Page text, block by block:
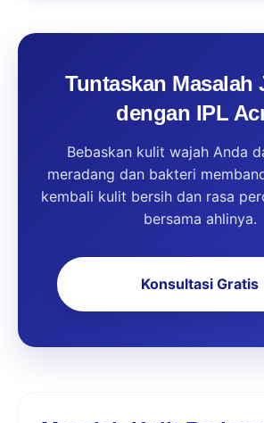
Tuntaskan Masalah
dengan IPL
Bebaskan kulit wajah Anda
meradang dan bakteri
kembali kulit bersih dan rasa
bersama ahlinya.
Konsultasi Gratis